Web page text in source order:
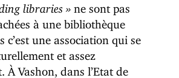
libraries »
ne sont pas
à une bibliothèque
c’est une association qui se
et assez
À Vashon, dans l’Etat de